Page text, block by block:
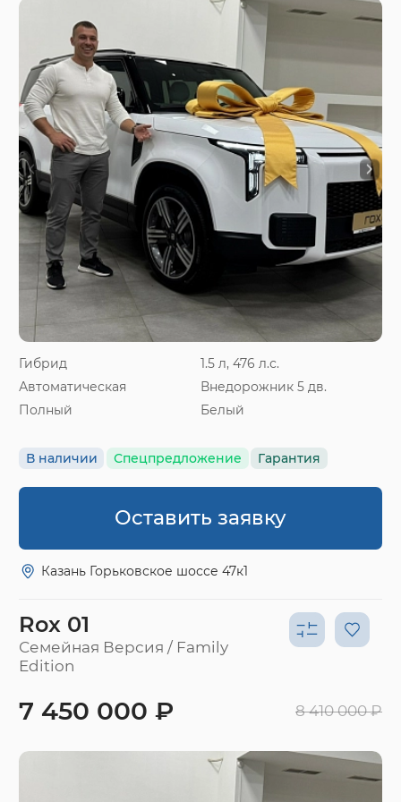
Гибрид
1.5 л, 476 л.с.
Автоматическая
Внедорожник 5 дв.
Полный
Белый
В наличии Спецпредложение Гарантия
Оставить заявку
Казань Горьковское шоссе 47к1
Rox 01
Семейная Версия / Family
Edition
7 450 000 ₽ 8 410 000 ₽